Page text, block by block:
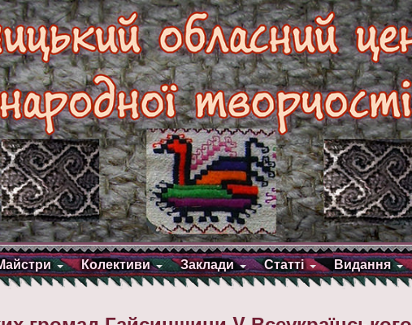
Колективи Заклади Статті Видання